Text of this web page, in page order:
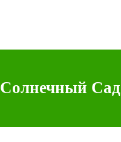
Солнечный Сад